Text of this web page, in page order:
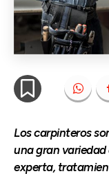
Los carpinteros
una gran variedad
experta,